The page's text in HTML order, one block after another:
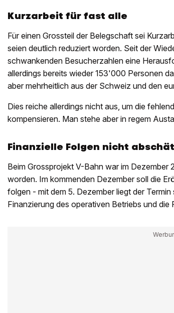
Kurzarbeit für fast alle
Für einen Grossteil der Belegschaft sei
seien deutlich reduziert worden. Seit der
schwankenden Besucherzahlen eine
allerdings bereits wieder 153'000 Personen
aber mehrheitlich aus der Schweiz und den
Dies reiche allerdings nicht aus, um die
kompensieren. Man stehe aber in regem
Finanzielle Folgen nicht
Beim Grossprojekt V-Bahn war im
worden. Im kommenden Dezember soll die
folgen - mit dem 5. Dezember liegt der
Finanzierung des operativen Betriebs und